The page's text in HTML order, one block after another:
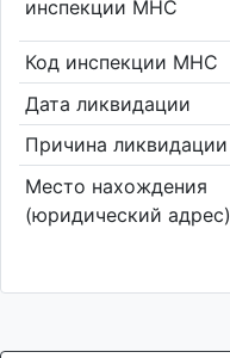
инспекции МНС
Код инспекции МНС
Дата ликвидации
Причина ликвидации
Место нахождения
(юридический адрес)